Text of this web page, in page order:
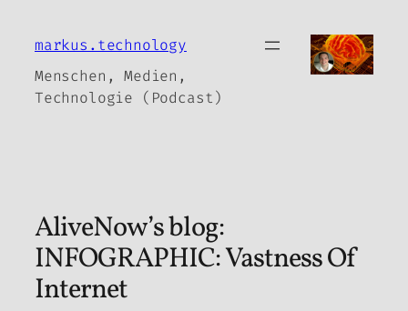
Inhalt
markus.technology
Menschen, Medien,
Technologie (Podcast)
AliveNow’s blog:
INFOGRAPHIC: Vastness Of
Internet